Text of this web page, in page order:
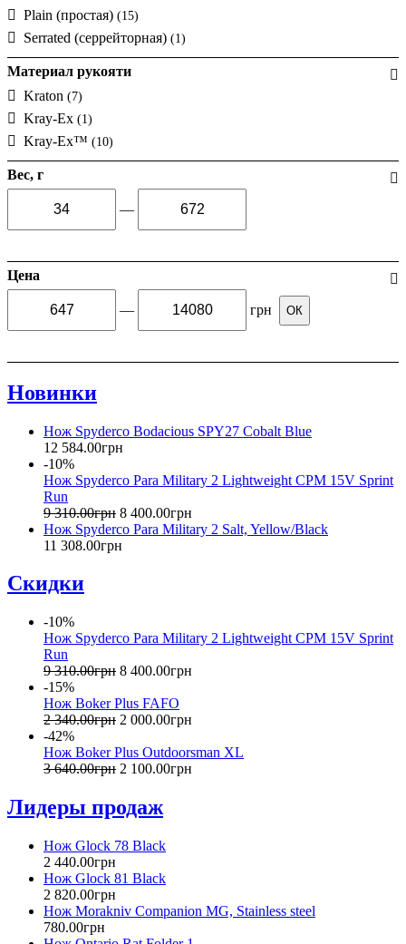
Plain (простая) (15)
Serrated (серрейторная) (1)
Материал рукояти
Kraton (7)
Kray-Ex (1)
Kray-Ex™ (10)
Вес, г
—
Цена
— грн ОК
Новинки
Нож Spyderco Bodacious SPY27 Cobalt Blue
12 584.00грн
-10%
Нож Spyderco Para Military 2 Lightweight CPM 15V Sprint
Run
9 310.00грн 8 400.00грн
Нож Spyderco Para Military 2 Salt, Yellow/Black
11 308.00грн
Скидки
-10%
Нож Spyderco Para Military 2 Lightweight CPM 15V Sprint
Run
9 310.00грн 8 400.00грн
-15%
Нож Boker Plus FAFO
2 340.00грн 2 000.00грн
-42%
Нож Boker Plus Outdoorsman XL
3 640.00грн 2 100.00грн
Лидеры продаж
Нож Glock 78 Black
2 440.00грн
Нож Glock 81 Black
2 820.00грн
Нож Morakniv Companion MG, Stainless steel
780.00грн